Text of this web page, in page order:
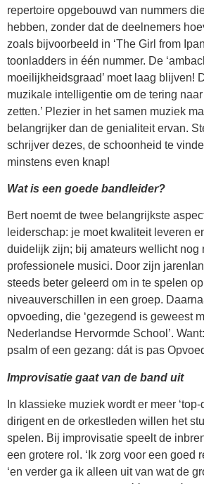
repertoire opgebouwd van nummers die
hebben, zonder dat de deelnemers
zoals bijvoorbeeld in ‘The Girl from
toonladders in één nummer. De
moeilijkheidsgraad’ moet laag blijven!
muzikale intelligentie om de tering
zetten.’ Plezier in het samen muziek
belangrijker dan de genialiteit ervan.
schrijver dezes, de schoonheid te
minstens even knap!
Wat is een goede bandleider?
Bert noemt de twee belangrijkste
leiderschap: je moet kwaliteit leveren
duidelijk zijn; bij amateurs wellicht nog
professionele musici. Door zijn
steeds beter geleerd om in te spelen
niveauverschillen in een groep.
opvoeding, die ‘gezegend is geweest
Nederlandse Hervormde School’.
psalm of een gezang: dát is pas
Improvisatie gaat van de band uit
In klassieke muziek wordt er meer
dirigent en de orkestleden willen het
spelen. Bij improvisatie speelt de
een grotere rol. ‘Ik zorg voor een goed
‘en verder ga ik alleen uit van wat de